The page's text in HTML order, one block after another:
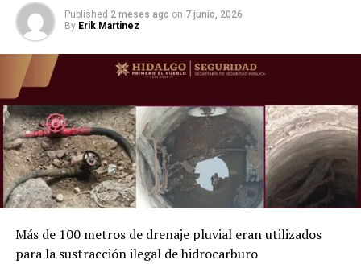
Published 2 meses ago on 7 junio, 2026
By Erik Martinez
Más de 100 metros de drenaje pluvial eran utilizados
para la sustracción ilegal de hidrocarburo